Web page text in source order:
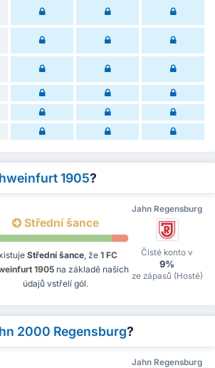
1905?
Jahn Regensburg
Střední šance
Střední šance , že 1 FC
1905 na základě našich
údajů vstřelí gól.
Čisté konto v
9%
ze zápasů (Hosté)
2000 Regensburg?
Jahn Regensburg